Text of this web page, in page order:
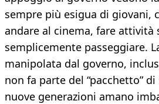
sempre più esigua di giovani,
andare al cinema, fare attività
semplicemente passeggiare.
manipolata dal governo,
non fa parte del “pacchetto”
nuove generazioni amano